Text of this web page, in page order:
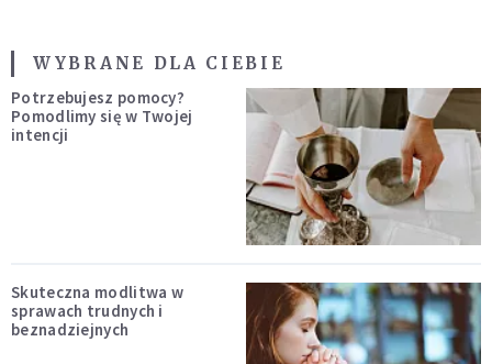
WYBRANE DLA CIEBIE
Potrzebujesz pomocy?
Pomodlimy się w Twojej
intencji
Skuteczna modlitwa w
sprawach trudnych i
beznadziejnych